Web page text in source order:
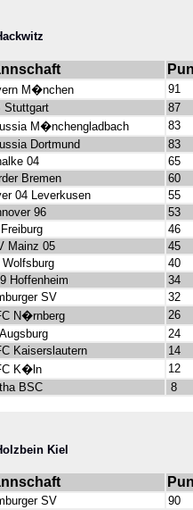
M�nchen
91
Stuttgart
87
M�nchengladbach
83
Dortmund
83
04
65
Bremen
60
04 Leverkusen
55
96
53
46
Mainz 05
45
40
Hoffenheim
34
SV
32
N�rnberg
26
24
Kaiserslautern
14
K�ln
12
BSC
8
Kiel
SV 90